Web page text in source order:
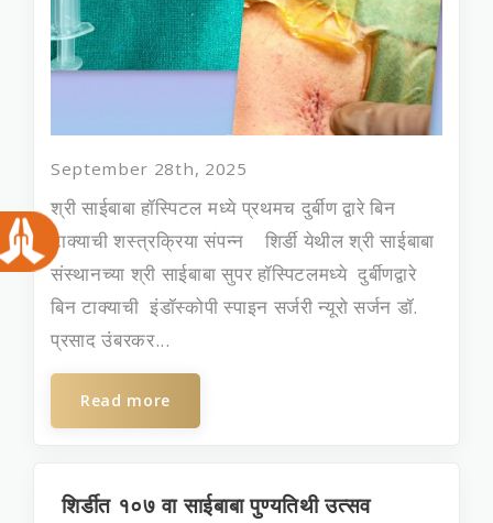
September 28th, 2025
श्री साईबाबा हॉस्पिटल मध्ये प्रथमच दुर्बीण द्वारे बिन
टाक्याची शस्त्रक्रिया संपन्न शिर्डी येथील श्री साईबाबा
संस्थानच्या श्री साईबाबा सुपर हॉस्पिटलमध्ये दुर्बीणद्वारे
बिन टाक्याची इंडॉस्कोपी स्पाइन सर्जरी न्यूरो सर्जन डॉ.
प्रसाद उंबरकर...
Read more
शिर्डीत १०७ वा साईबाबा पुण्यतिथी उत्सव